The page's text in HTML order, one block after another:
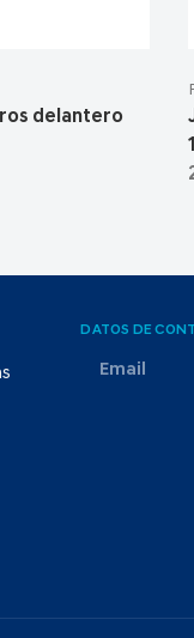
delantero
DATOS DE
Email